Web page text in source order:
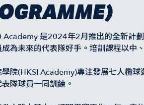
Academy 是2024年2月推出的全新計
為未來的代表隊好手。培訓課程以中
院(HKSI Academy)專注發展七人欖
隊球員一同訓練。